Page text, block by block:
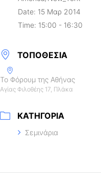
Date: 15 Μαρ 2014
Time: 15:00 - 16:30
ΤΟΠΟΘΕΣΊΑ
Το Φόρουμ της Αθήνας
Αγίας Φιλοθέης 17, Πλάκα
ΚΑΤΗΓΟΡΊΑ
Σεμινάρια